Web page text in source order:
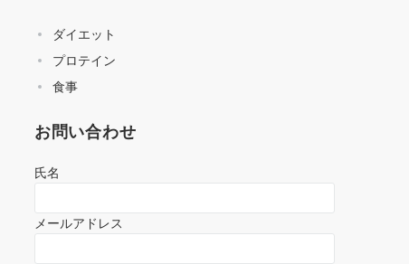
ダイエット
プロテイン
食事
お問い合わせ
氏名
メールアドレス